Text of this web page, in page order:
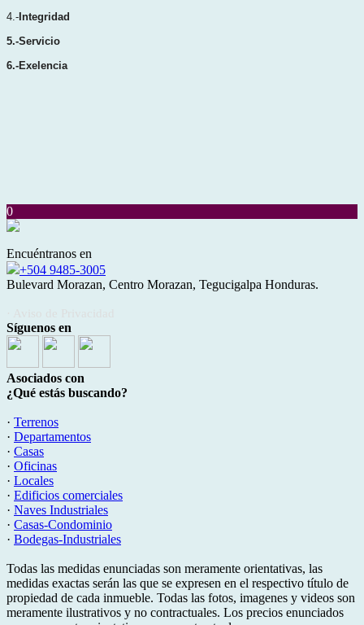
4.- Integridad
5.-Servicio
6.-Exelencia
0
Encuéntranos en
+504 9485-3005
Bulevard Morazan, Centro Morazan, Tegucigalpa Honduras.
Síguenos en
Asociados con
¿Qué estás buscando?
· Terrenos
· Departamentos
· Casas
· Oficinas
· Locales
· Edificios comerciales
· Naves Industriales
· Casas-Condominio
· Bodegas-Industriales
Todas las medidas enunciadas son meramente orientativas, las
medidas exactas serán las que se expresen en el respectivo título de
propiedad de cada inmueble. Todas las fotos, imagenes y videos son
meramente ilustrativos y no contractuales. Los precios enunciados